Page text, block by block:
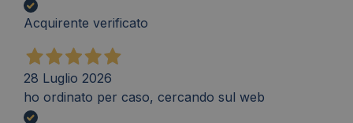
Acquirente verificato
28 Luglio 2026
ho ordinato per caso, cercando sul web